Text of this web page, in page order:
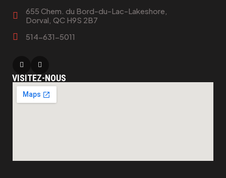
655 Chem. du Bord-du-Lac-Lakeshore,
Dorval, QC H9S 2B7
514-631-5011
VISITEZ-NOUS